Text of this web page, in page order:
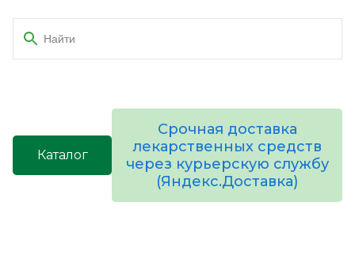
Каталог
Срочная доставка
лекарственных средств
через курьерскую службу
(Яндекс.Доставка)